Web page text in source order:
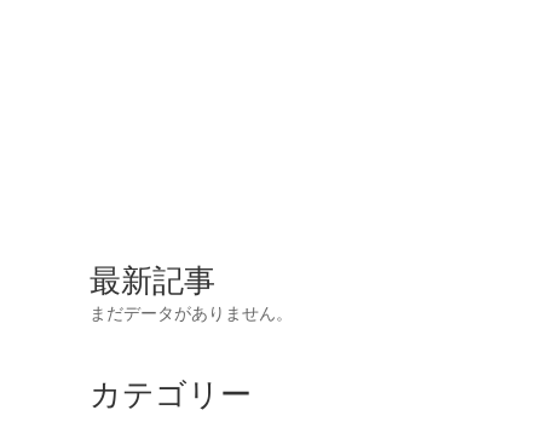
最新記事
まだデータがありません。
カテゴリー